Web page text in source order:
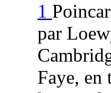
1
par
Faye, en